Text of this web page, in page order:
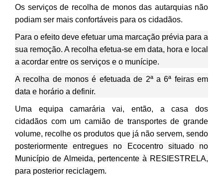
Os serviços de recolha de monos das autarquias não
podiam ser mais confortáveis para os cidadãos.
Para o efeito deve efetuar uma marcação prévia para a
sua remoção. A recolha efetua-se em data, hora e local
a acordar entre os serviços e o munícipe.
A recolha de monos é efetuada de 2ª a 6ª feiras em
data e horário a definir.
Uma equipa camarária vai, então, a casa dos
cidadãos com um camião de transportes de grande
volume, recolhe os produtos que já não servem, sendo
posteriormente entregues no Ecocentro situado no
Município de Almeida, pertencente à RESIESTRELA,
para posterior reciclagem.